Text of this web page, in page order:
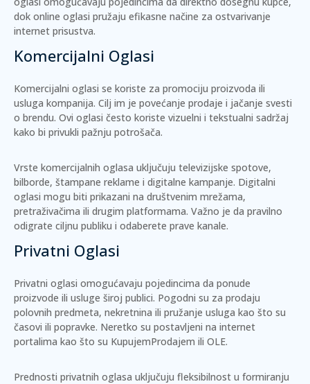
dok online oglasi pružaju efikasne načine za ostvarivanje
internet prisustva.
Komercijalni Oglasi
Komercijalni oglasi se koriste za promociju proizvoda ili
usluga kompanija. Cilj im je povećanje prodaje i jačanje svesti
o brendu. Ovi oglasi često koriste vizuelni i tekstualni sadržaj
kako bi privukli pažnju potrošača.
Vrste komercijalnih oglasa uključuju televizijske spotove,
bilborde, štampane reklame i digitalne kampanje. Digitalni
oglasi mogu biti prikazani na društvenim mrežama,
pretraživačima ili drugim platformama. Važno je da pravilno
odigrate ciljnu publiku i odaberete prave kanale.
Privatni Oglasi
Privatni oglasi omogućavaju pojedincima da ponude
proizvode ili usluge široj publici. Pogodni su za prodaju
polovnih predmeta, nekretnina ili pružanje usluga kao što su
časovi ili popravke. Neretko su postavljeni na internet
portalima kao što su KupujemProdajem ili OLE.
Prednosti privatnih oglasa uključuju fleksibilnost u formiranju